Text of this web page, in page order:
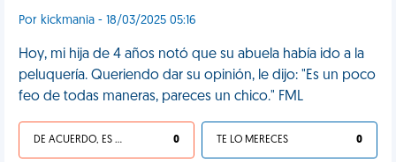
Por kickmania - 18/03/2025 05:16
Hoy, mi hija de 4 años notó que su abuela había ido a la
peluquería. Queriendo dar su opinión, le dijo: "Es un poco
feo de todas maneras, pareces un chico." FML
DE ACUERDO, ES UNA VIDA HP 0 TE LO MERECES 0